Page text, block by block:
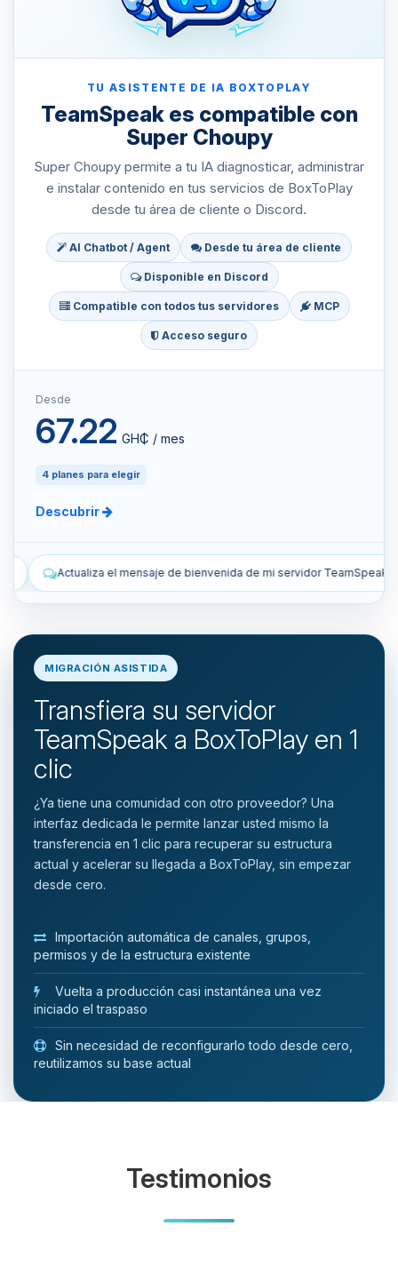
TU ASISTENTE DE IA BOXTOPLAY
TeamSpeak es compatible con
Super Choupy
Super Choupy permite a tu IA diagnosticar, administrar
e instalar contenido en tus servicios de BoxToPlay
desde tu área de cliente o Discord.
AI Chatbot / Agent Desde tu área de cliente
Disponible en Discord
Compatible con todos tus servidores MCP
Acceso seguro
Desde
67.22 GH₵ / mes
4 planes para elegir
Descubrir
de mi servidor TeamSpeak. Lista los snapshots
MIGRACIÓN ASISTIDA
Transfiera su servidor
TeamSpeak a BoxToPlay en 1
clic
¿Ya tiene una comunidad con otro proveedor? Una
interfaz dedicada le permite lanzar usted mismo la
transferencia en 1 clic para recuperar su estructura
actual y acelerar su llegada a BoxToPlay, sin empezar
desde cero.
Importación automática de canales, grupos,
permisos y de la estructura existente
Vuelta a producción casi instantánea una vez
iniciado el traspaso
Sin necesidad de reconfigurarlo todo desde cero,
reutilizamos su base actual
Testimonios